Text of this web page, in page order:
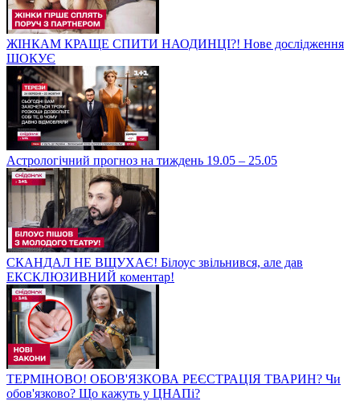
ЖІНКАМ КРАЩЕ СПИТИ НАОДИНЦІ?! Нове дослідження
ШОКУЄ
Астрологічний прогноз на тиждень 19.05 – 25.05
СКАНДАЛ НЕ ВЩУХАЄ! Білоус звільнився, але дав
ЕКСКЛЮЗИВНИЙ коментар!
ТЕРМІНОВО! ОБОВ'ЯЗКОВА РЕЄСТРАЦІЯ ТВАРИН? Чи
обов'язково? Що кажуть у ЦНАПі?